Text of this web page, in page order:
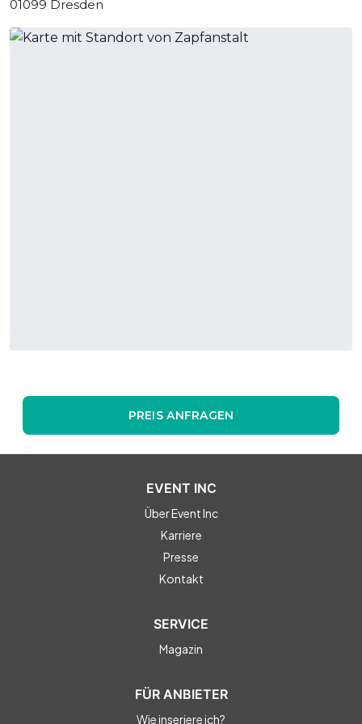
01099 Dresden
PREIS ANFRAGEN
EVENT INC
Über Event Inc
Karriere
Presse
Kontakt
SERVICE
Magazin
FÜR ANBIETER
Wie inseriere ich?